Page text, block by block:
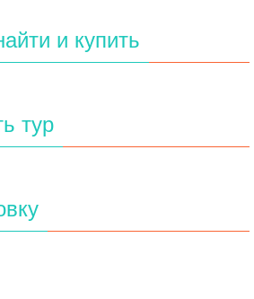
и купить
тур